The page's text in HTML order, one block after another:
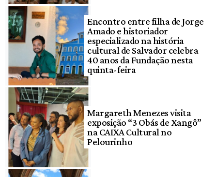
Encontro entre filha de Jorge
Amado e historiador
especializado na história
cultural de Salvador celebra
40 anos da Fundação nesta
quinta-feira
Margareth Menezes visita
exposição “3 Obás de Xangô”
na CAIXA Cultural no
Pelourinho